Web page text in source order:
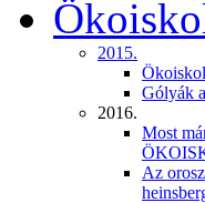
2015.
Gólyák
2016.
Most
Az